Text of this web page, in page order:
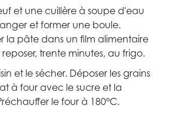
et une cuillère à soupe d'eau
et former une boule.
la pâte dans un film alimentaire
reposer, trente minutes, au frigo.
et le sécher. Déposer les grains
à four avec le sucre et la
le four à 180°C.